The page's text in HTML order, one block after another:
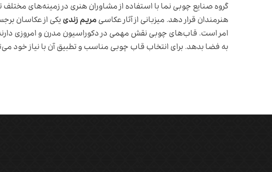
گروه صنایع چوبی نما با استفاده از مشاوران هنری در زمینه‌های
هنرمندان قرار دهد. میزبانی از آثار عکاسیمریم زندییکی از عکاسان
امر است. قاب‌های چوبی نقش مهمی در دکوراسیون مدرن و امروزی
به فضا بدهد. برای انتخاب قاب چوبی مناسب و تطبیق آن با نیاز خود